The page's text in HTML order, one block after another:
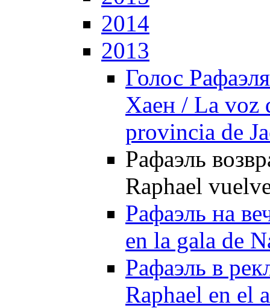
2014
2013
Голос
Хаен / La voz
provincia de
Рафаэль
Raphael
Рафаэль на
en la gala de
Рафаэль в
Raphael en el